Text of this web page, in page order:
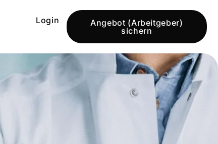
Login
Angebot (Arbeitgeber)
sichern